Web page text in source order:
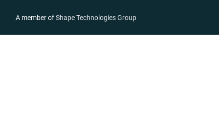
A member ofShape Technologies Group